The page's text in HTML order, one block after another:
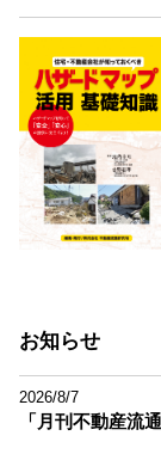
お知らせ
2026/8/7
「月刊不動産流